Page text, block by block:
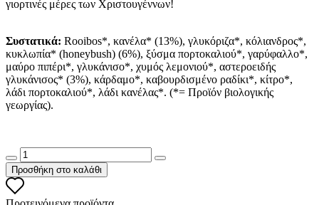
γιορτινές μέρες των Χριστουγέννων!
Συστατικά: Rooibos*, κανέλα* (13%), γλυκόριζα*, κόλιανδρος*,
κυκλωπία* (honeybush) (6%), ξύσμα πορτοκαλιού*, γαρύφαλλο*,
μαύρο πιπέρι*, γλυκάνισο*, χυμός λεμονιού*, αστεροειδής
γλυκάνισος* (3%), κάρδαμο*, καβουρδισμένο ραδίκι*, κίτρο*,
λάδι πορτοκαλιού*, λάδι κανέλας*. (*= Προϊόν βιολογικής
γεωργίας).
Προσθήκη στο καλάθι